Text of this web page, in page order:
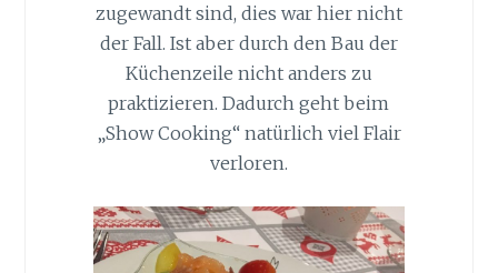
zugewandt sind, dies war hier nicht
der Fall. Ist aber durch den Bau der
Küchenzeile nicht anders zu
praktizieren. Dadurch geht beim
„Show Cooking“ natürlich viel Flair
verloren.